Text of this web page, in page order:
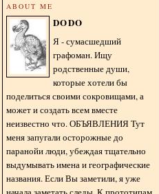
ABOUT ME
DODO
Я - сумасшедший
графоман. Ищу
родственные души,
которые хотели бы
поделиться своими сокровищами, а
может и создать всем вместе
неизвестно что. ОБЪЯВЛЕНИЯ Тут
меня запугали осторожные до
паранойи люди, убеждая тщательно
выдумывать имена и географические
названия. Если Вы заметили, я уже